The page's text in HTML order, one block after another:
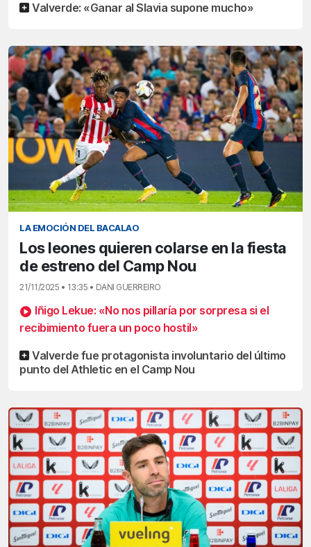
Valverde: «Ganar al Slavia supone mucho»
LA EMOCIÓN DEL BACALAO
Los leones quieren colarse en la fiesta
de estreno del Camp Nou
21/11/2025 • 13:35 • DANI GUERREIRO
Iñigo Lekue: «No nos pillaría por sorpresa si el
recibimiento fuera un poco hostil»
Valverde fue protagonista involuntario del último
punto del Athletic en el Camp Nou